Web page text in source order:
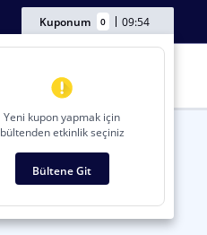
Kuponum 0 09:54
Yeni kupon yapmak için
bültenden etkinlik seçiniz
Bültene Git
Amerikan Futbolu